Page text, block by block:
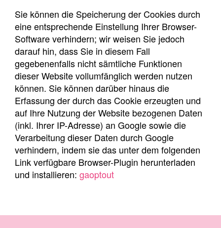
Sie können die Speicherung der Cookies durch
eine entsprechende Einstellung Ihrer Browser-
Software verhindern; wir weisen Sie jedoch
darauf hin, dass Sie in diesem Fall
gegebenenfalls nicht sämtliche Funktionen
dieser Website vollumfänglich werden nutzen
können. Sie können darüber hinaus die
Erfassung der durch das Cookie erzeugten und
auf Ihre Nutzung der Website bezogenen Daten
(inkl. Ihrer IP-Adresse) an Google sowie die
Verarbeitung dieser Daten durch Google
verhindern, indem sie das unter dem folgenden
Link verfügbare Browser-Plugin herunterladen
und installieren: gaoptout